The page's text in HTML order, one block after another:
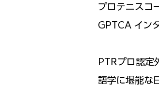
プロテニスコ
GPTCA イン
PTRプロ認定
語学に堪能な